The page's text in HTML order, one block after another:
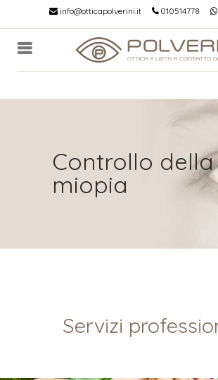
info@otticapolverini.it 010514778
Controllo della
miopia
Servizi